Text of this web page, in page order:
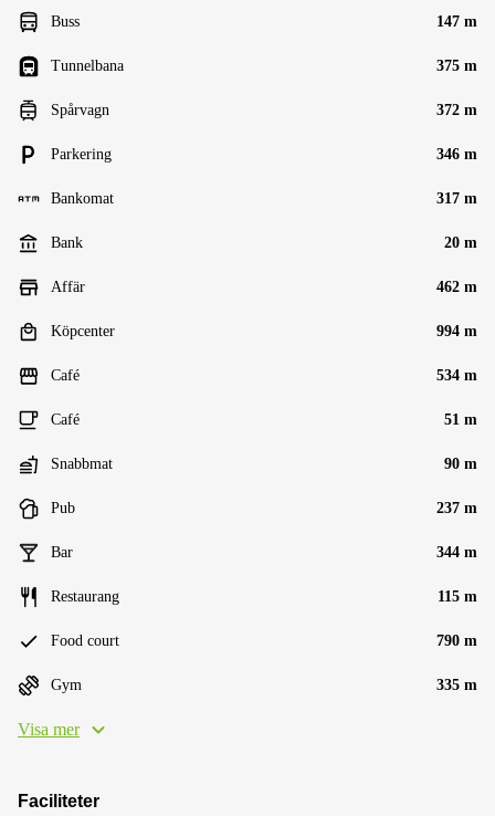
Buss 147 m
Tunnelbana 375 m
Spårvagn 372 m
Parkering 346 m
Bankomat 317 m
Bank 20 m
Affär 462 m
Köpcenter 994 m
Café 534 m
Café 51 m
Snabbmat 90 m
Pub 237 m
Bar 344 m
Restaurang 115 m
Food court 790 m
Gym 335 m
Visa mer
Faciliteter